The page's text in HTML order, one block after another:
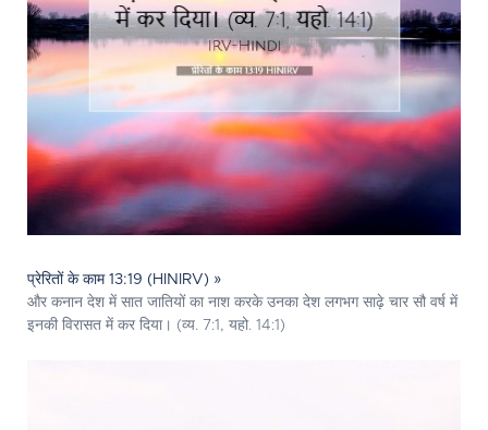
प्रेरितों के काम 13:19 (HINIRV) »
और कनान देश में सात जातियों का नाश करके उनका देश लगभग साढ़े चार सौ वर्ष में
इनकी विरासत में कर दिया। (व्य. 7:1, यहो. 14:1)